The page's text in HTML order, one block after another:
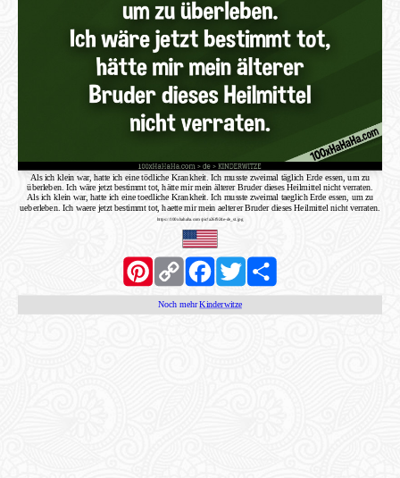
Als ich klein war, hatte ich eine tödliche Krankheit. Ich musste zweimal täglich Erde essen, um zu
überleben. Ich wäre jetzt bestimmt tot, hätte mir mein älterer Bruder dieses Heilmittel nicht verraten.
Als ich klein war, hatte ich eine toedliche Krankheit. Ich musste zweimal taeglich Erde essen, um zu
ueberleben. Ich waere jetzt bestimmt tot, haette mir mein aelterer Bruder dieses Heilmittel nicht verraten.
https://100xhahaha.com/pic!a26f924e-de_st.jpg
PinterestCopy
Link
FacebookTwitter Share
Noch mehrKinderwitze